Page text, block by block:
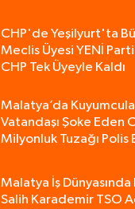
CHP'de Yeşilyurt'ta
Meclis Üyesi YENİ
CHP Tek Üyeyle Kaldı
Malatya’da
Vatandaşı Şoke Eden
Milyonluk Tuzağı Polis
Malatya İş Dünyasında
Salih Karademir TSO